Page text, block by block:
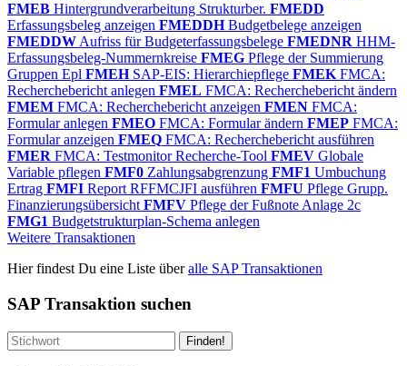
FMEB Hintergrundverarbeitung Strukturber. FMEDD
Erfassungsbeleg anzeigen FMEDDHBudgetbelege anzeigen
FMEDDW Aufriss für Budgeterfassungsbelege FMEDNR HHM-
Erfassungsbeleg-Nummernkreise FMEG Pflege der Summierung
Gruppen Epl FMEHSAP-EIS: Hierarchiepflege FMEK FMCA:
Recherchebericht anlegen FMEL FMCA: Recherchebericht ändern
FMEM FMCA: Recherchebericht anzeigen FMEN FMCA:
Formular anlegen FMEO FMCA: Formular ändern FMEP FMCA:
Formular anzeigen FMEQ FMCA: Recherchebericht ausführen
FMER FMCA: Testmonitor Recherche-Tool FMEV Globale
Variable pflegen FMF0 Zahlungsabgrenzung FMF1 Umbuchung
Ertrag FMFI Report RFFMCJFI ausführen FMFU Pflege Grupp.
Finanzierungsübersicht FMFV Pflege der Fußnote Anlage 2c
FMG1 Budgetstrukturplan-Schema anlegen
Weitere Transaktionen
Hier findest Du eine Liste überalle SAP Transaktionen
SAP Transaktion suchen
Finden!